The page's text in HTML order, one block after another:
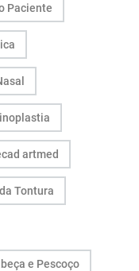
Paciente
artmed
Tontura
e Pescoço